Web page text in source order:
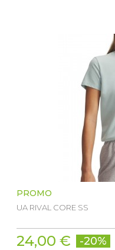
PROMO
UA RIVAL CORE SS
24,00 € -20%